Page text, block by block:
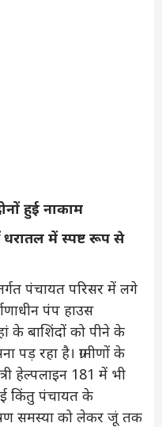
हुई नाकाम
धरातल में स्पष्ट रूप से
पंचायत परिसर में लगे
पंप हाउस
के बाशिंदों को पीने के
रहा है। ग्रामीणों के
हेल्पलाइन 181 में भी
किंतु पंचायत के
समस्या को लेकर जूं तक